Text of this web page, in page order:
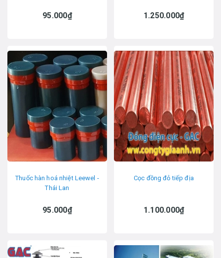
95.000₫ 1.250.000₫
Thuốc hàn hoá nhiệt Leewel -
Thái Lan
95.000₫
Cọc đồng đỏ tiếp địa
1.100.000₫